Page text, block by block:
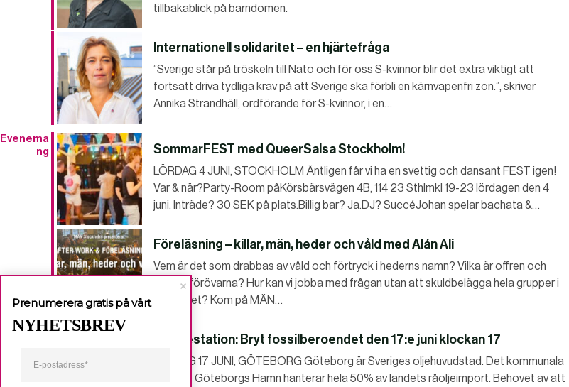
tillbakablick på barndomen.
Internationell solidaritet – en hjärtefråga
”Sverige står på tröskeln till Nato och för oss S-kvinnor blir det extra viktigt att
fortsatt driva tydliga krav på att Sverige ska förbli en kärnvapenfri zon.”, skriver
Annika Strandhäll, ordförande för S-kvinnor, i en…
Evenema
ng
SommarFEST med QueerSalsa Stockholm!
LÖRDAG 4 JUNI, STOCKHOLM Äntligen får vi ha en svettig och dansant FEST igen!
Var & när?Party-Room påKörsbärsvägen 4B, 114 23 Sthlmkl 19-23 lördagen den 4
juni. Inträde? 30 SEK på plats.Billig bar? Ja.DJ? SuccéJohan spelar bachata &…
Föreläsning – killar, män, heder och våld med Alán Ali
Vem är det som drabbas av våld och förtryck i hederns namn? Vilka är offren och
vilka är förövarna? Hur kan vi jobba med frågan utan att skuldbelägga hela grupper i
samhället? Kom på MÄN…
Manifestation: Bryt fossilberoendet den 17:e juni klockan 17
FREDAG 17 JUNI, GÖTEBORG Göteborg är Sveriges oljehuvudstad. Det kommunala
bolaget Göteborgs Hamn hanterar hela 50% av landets råoljeimport. Behovet av att
Prenumerera gratis på vårt
NYHETSBREV